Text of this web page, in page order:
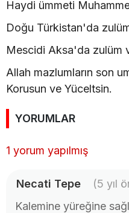
Haydi ümmeti
Doğu Türkistan'da
Mescidi Aksa'da zulüm
Allah mazlumların son
Korusun ve Yüceltsin.
YORUMLAR
1 yorum yapılmış
Necati Tepe
(5 yıl
Kalemine yüreğine